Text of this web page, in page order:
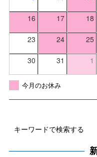
16 17 18
23 24 25
30 31 1
今月のお休み